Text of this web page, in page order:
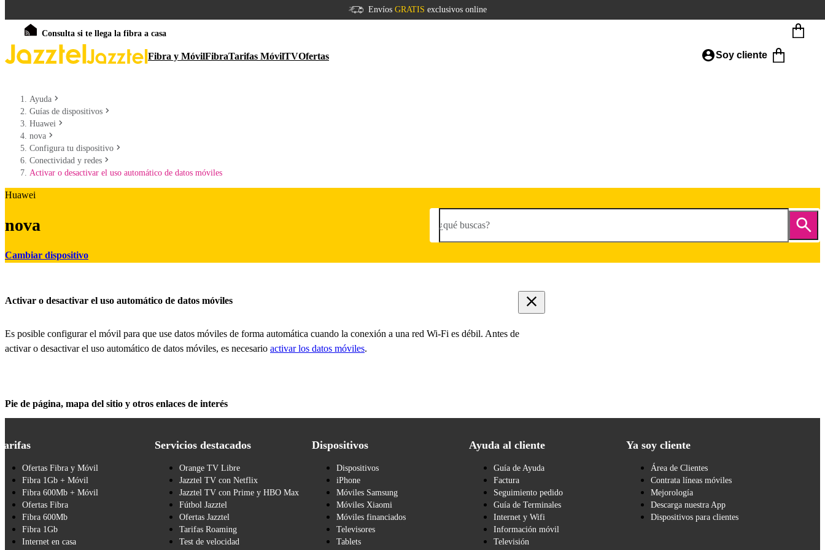
Envíos GRATIS exclusivos online
Consulta si te llega la fibra a casa
Fibra y MóvilFibraTarifas MóvilTVOfertas Soy cliente
Ayuda
Guías de dispositivos
Huawei
nova
Configura tu dispositivo
Conectividad y redes
Activar o desactivar el uso automático de datos móviles
Huawei
nova
Cambiar dispositivo
¿qué buscas?
Activar o desactivar el uso automático de datos móviles
Es posible configurar el móvil para que use datos móviles de forma automática cuando la conexión a una red Wi-Fi es débil. Antes de
activar o desactivar el uso automático de datos móviles, es necesario activar los datos móviles.
Pie de página, mapa del sitio y otros enlaces de interés
Ofertas Fibra y Móvil
Fibra 1Gb + Móvil
Fibra 600Mb + Móvil
Ofertas Fibra
Fibra 600Mb
Fibra 1Gb
Internet en casa
Servicios destacados
Orange TV Libre
Jazztel TV con Netflix
Jazztel TV con Prime y HBO Max
Fútbol Jazztel
Ofertas Jazztel
Tarifas Roaming
Test de velocidad
Dispositivos
Dispositivos
iPhone
Móviles Samsung
Móviles Xiaomi
Móviles financiados
Televisores
Tablets
Ayuda al cliente
Guía de Ayuda
Factura
Seguimiento pedido
Guía de Terminales
Internet y Wifi
Información móvil
Televisión
Ya soy cliente
Área de Clientes
Contrata líneas móviles
Mejorología
Descarga nuestra App
Dispositivos para clientes